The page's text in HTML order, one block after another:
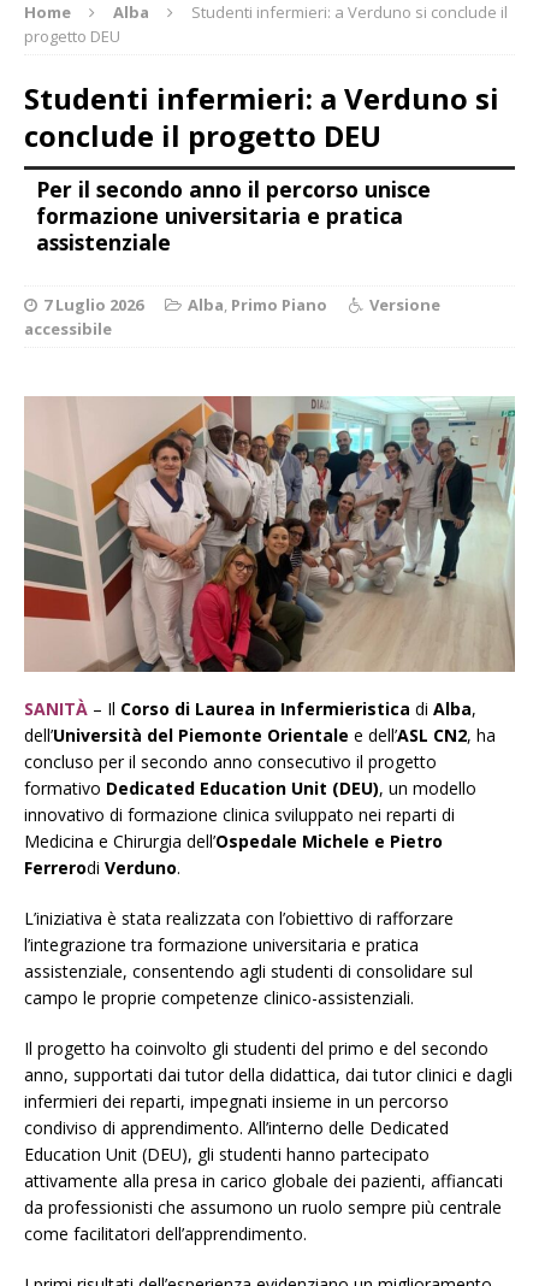
Home Alba
Studenti infermieri: a Verduno si conclude il
progetto DEU
Studenti infermieri: a Verduno si
conclude il progetto DEU
Per il secondo anno il percorso unisce
formazione universitaria e pratica
assistenziale
7 Luglio 2026 Alba, Primo Piano
Versione
accessibile
SANITÀ – Il Corso di Laurea in Infermieristica di Alba,
dell’Università del Piemonte Orientale e dell’ASL CN2, ha
concluso per il secondo anno consecutivo il progetto
formativo Dedicated Education Unit (DEU), un modello
innovativo di formazione clinica sviluppato nei reparti di
Medicina e Chirurgia dell’Ospedale Michele e Pietro
Ferrerodi Verduno.
L’iniziativa è stata realizzata con l’obiettivo di rafforzare
l’integrazione tra formazione universitaria e pratica
assistenziale, consentendo agli studenti di consolidare sul
campo le proprie competenze clinico-assistenziali.
Il progetto ha coinvolto gli studenti del primo e del secondo
anno, supportati dai tutor della didattica, dai tutor clinici e dagli
infermieri dei reparti, impegnati insieme in un percorso
condiviso di apprendimento. All’interno delle Dedicated
Education Unit (DEU), gli studenti hanno partecipato
attivamente alla presa in carico globale dei pazienti, affiancati
da professionisti che assumono un ruolo sempre più centrale
come facilitatori dell’apprendimento.